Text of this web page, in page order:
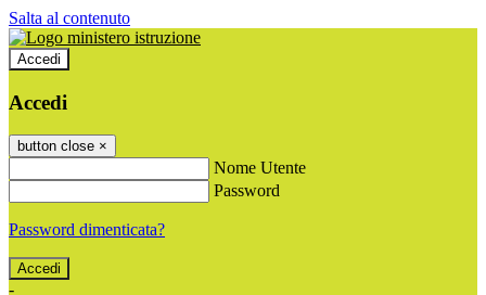
Salta al contenuto
Accedi
Accedi
button close ×
Nome Utente
Password
Password dimenticata?
-